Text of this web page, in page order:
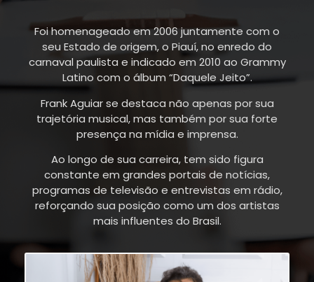
Foi homenageado em 2006 juntamente com o
seu Estado de origem, o Piauí, no enredo do
carnaval paulista e indicado em 2010 ao Grammy
Latino com o álbum “Daquele Jeito”.
Frank Aguiar se destaca não apenas por sua
trajetória musical, mas também por sua forte
presença na mídia e imprensa.
Ao longo de sua carreira, tem sido figura
constante em grandes portais de notícias,
programas de televisão e entrevistas em rádio,
reforçando sua posição como um dos artistas
mais influentes do Brasil.